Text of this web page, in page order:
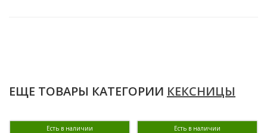
ЕЩЕ ТОВАРЫ КАТЕГОРИИ КЕКСНИЦЫ
Есть в наличии Есть в наличии